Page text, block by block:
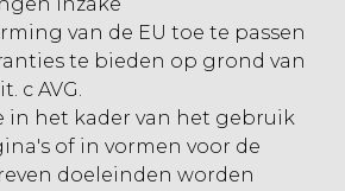
van de EU toe te passen
te bieden op grond van
c AVG.
in het kader van het gebruik
of in vormen voor de
doeleinden worden